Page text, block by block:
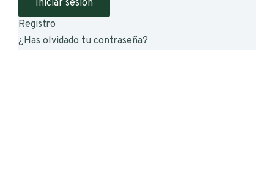
Registro
¿Has olvidado tu contraseña?